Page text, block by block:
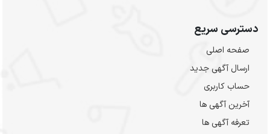
دسترسی سریع
صفحه اصلی
ارسال‌ آگهی جدید
حساب کاربری
آخرین آگهی ها
تعرفه آگهی ها